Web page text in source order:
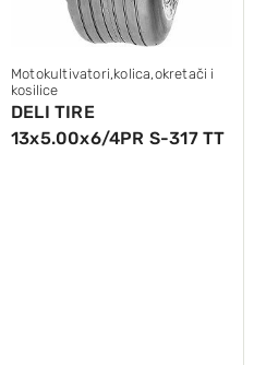
Motokultivatori,kolica,okretači i
kosilice
DELI TIRE
13x5.00x6/4PR S-317 TT